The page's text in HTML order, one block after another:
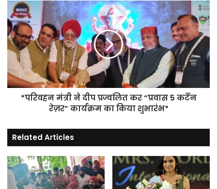
*परिवहन
मंत्री
ने
दीप
प्रज्वलित
कर
“प्रवास
5
कर्टेन
किया
शुभारंभ*
*परिवहन मंत्री ने दीप प्रज्वलित कर “प्रवास 5 कर्टेन
रेज़र” कार्यक्रम का किया शुभारंभ*
Related Articles